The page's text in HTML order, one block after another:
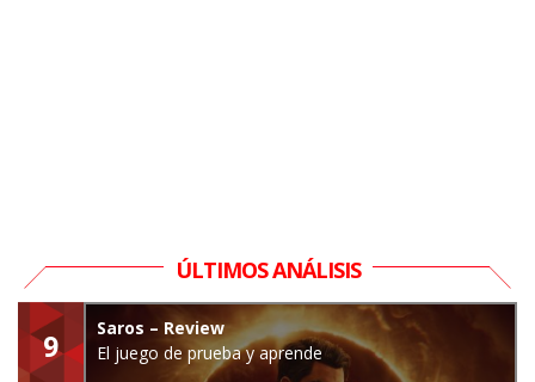
ÚLTIMOS ANÁLISIS
9
Saros – Review
El juego de prueba y aprende